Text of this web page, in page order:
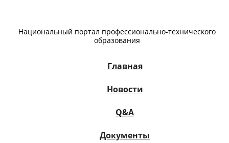
Национальный портал профессионально-технического
образования
Главная
Новости
Q&A
Документы